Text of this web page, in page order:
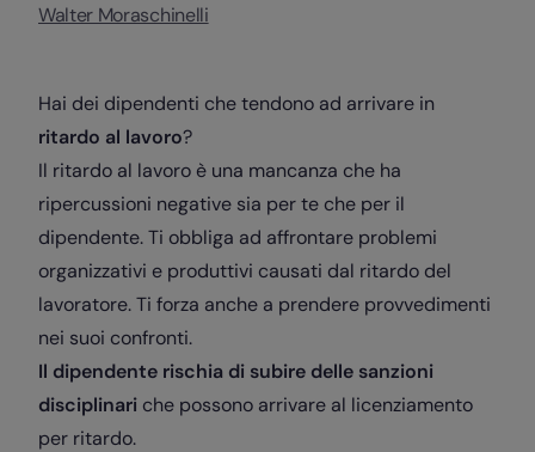
Walter Moraschinelli
Hai dei dipendenti che tendono ad arrivare in
ritardo al lavoro?
Il ritardo al lavoro è una mancanza che ha
ripercussioni negative sia per te che per il
dipendente. Ti obbliga ad affrontare problemi
organizzativi e produttivi causati dal ritardo del
lavoratore. Ti forza anche a prendere provvedimenti
nei suoi confronti.
Il dipendente rischia di subire delle sanzioni
disciplinari che possono arrivare al licenziamento
per ritardo.